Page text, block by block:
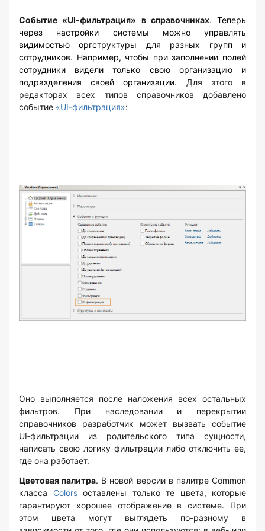
Событие «UI‑фильтрация» в справочниках. Теперь
через настройки системы можно управлять
видимостью оргструктуры для разных групп и
сотрудников. Например, чтобы при заполнении полей
сотрудники видели только свою организацию и
подразделения своей организации. Для этого в
редакторах всех типов справочников добавлено
событие «UI-фильтрация»:
Оно выполняется после наложения всех остальных
фильтров. При наследовании и перекрытии
справочников разработчик может вызвать событие
UI‑фильтрации из родительского типа сущности,
написать свою логику фильтрации либо отключить ее,
где она работает.
Цветовая палитра. В новой версии в палитре Common
класса Colorsоставлены только те цвета, которые
гарантируют хорошее отображение в системе. При
этом цвета могут выглядеть по-разному в